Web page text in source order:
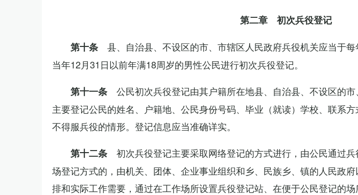
第二章 初次兵役登记
第十条 县、自治县、不设区的市、市辖区人民政府兵役机关应当于
当年12月31日以前年满18周岁的男性公民进行初次兵役登记。
第十一条 公民初次兵役登记由其户籍所在地县、自治县、不设区的
主要登记公民的姓名、户籍地、公民身份号码、毕业（就读）学校、联系方
不得服兵役的情形。登记信息应当准确详实。
第十二条 初次兵役登记主要采取网络登记的方式进行，由公民通过
场登记方式的，由机关、团体、企业事业组织和乡、民族乡、镇的人民政
排和实际工作需要，通过在工作场所设置兵役登记站、在便于公民登记的场